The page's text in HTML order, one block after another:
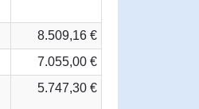
8.509,16 €
7.055,00 €
5.747,30 €